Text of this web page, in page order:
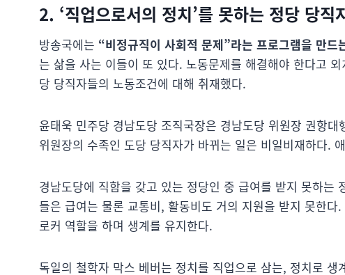
2. ‘직업으로서의 정치’를 못하는 정당 당직
방송국에는 “비정규직이 사회적 문제”라는 프로그램을 만드
는 삶을 사는 이들이 또 있다. 노동문제를 해결해야 한다고
당 당직자들의 노동조건에 대해 취재했다.
윤태욱 민주당 경남도당 조직국장은 경남도당 위원장 권항
위원장의 수족인 도당 당직자가 바뀌는 일은 비일비재하다.
경남도당에 직함을 갖고 있는 정당인 중 급여를 받지 못하는
들은 급여는 물론 교통비, 활동비도 거의 지원을 받지 못한
로커 역할을 하며 생계를 유지한다.
독일의 철학자 막스 베버는 정치를 직업으로 삼는, 정치로